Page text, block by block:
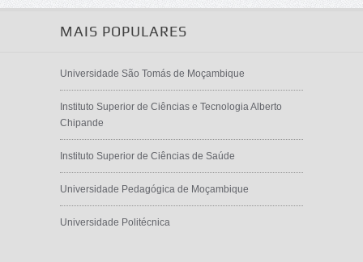
MAIS POPULARES
Universidade São Tomás de Moçambique
Instituto Superior de Ciências e Tecnologia Alberto
Chipande
Instituto Superior de Ciências de Saúde
Universidade Pedagógica de Moçambique
Universidade Politécnica